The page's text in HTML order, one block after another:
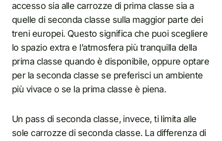
accesso sia alle carrozze di prima classe sia a
quelle di seconda classe sulla maggior parte dei
treni europei. Questo significa che puoi scegliere
lo spazio extra e l’atmosfera più tranquilla della
prima classe quando è disponibile, oppure optare
per la seconda classe se preferisci un ambiente
più vivace o se la prima classe è piena.
Un pass di seconda classe, invece, ti limita alle
sole carrozze di seconda classe. La differenza di